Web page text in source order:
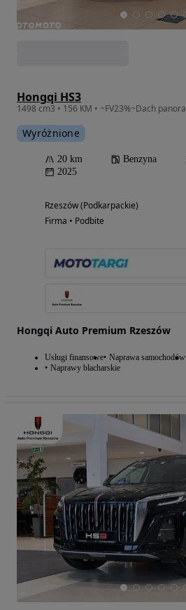
Hongqi HS3
Wyróżnione
20 km Benzyna
2025
Rzeszów (Podkarpackie)
Firma • Podbite
Hongqi Auto Premium Rzeszów
Usługi finansowe Naprawa samochodów
Naprawy blacharskie